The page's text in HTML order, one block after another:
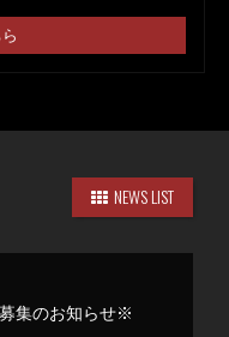
NEWS LIST
集のお知らせ※